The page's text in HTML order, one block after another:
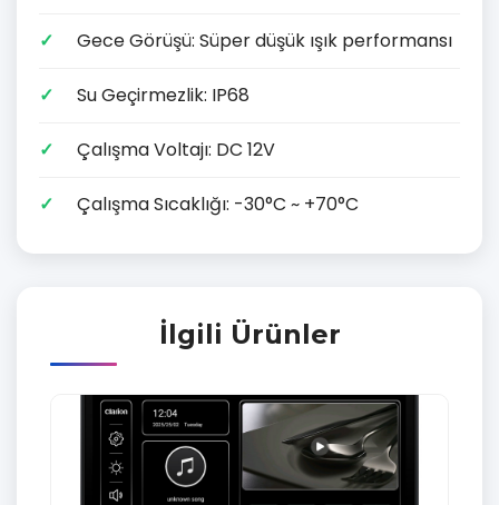
Gece Görüşü: Süper düşük ışık performansı
Su Geçirmezlik: IP68
Çalışma Voltajı: DC 12V
Çalışma Sıcaklığı: -30°C ~ +70°C
İlgili Ürünler